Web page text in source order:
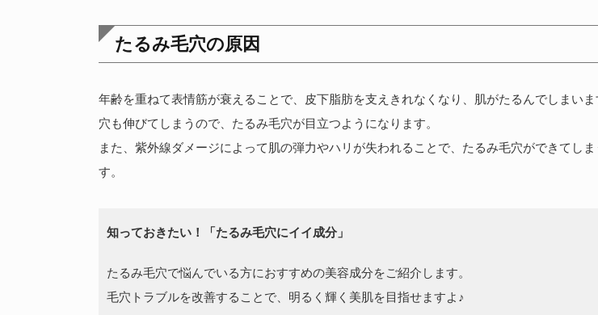
たるみ毛穴の原因
年齢を重ねて表情筋が衰えることで、皮下脂肪を支えきれなくなり、肌がたるんでしまい
穴も伸びてしまうので、たるみ毛穴が目立つようになります。
また、紫外線ダメージによって肌の弾力やハリが失われることで、たるみ毛穴ができてしま
す。
知っておきたい！「たるみ毛穴にイイ成分」
たるみ毛穴で悩んでいる方におすすめの美容成分をご紹介します。
毛穴トラブルを改善することで、明るく輝く美肌を目指せますよ♪